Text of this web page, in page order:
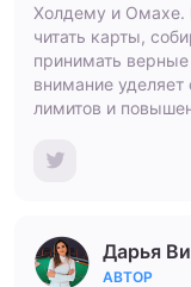
Холдему и Омахе.
читать карты,
принимать
внимание
лимитов и
Дарья
АВТОР